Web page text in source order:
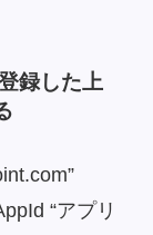
録した上
“アプリ